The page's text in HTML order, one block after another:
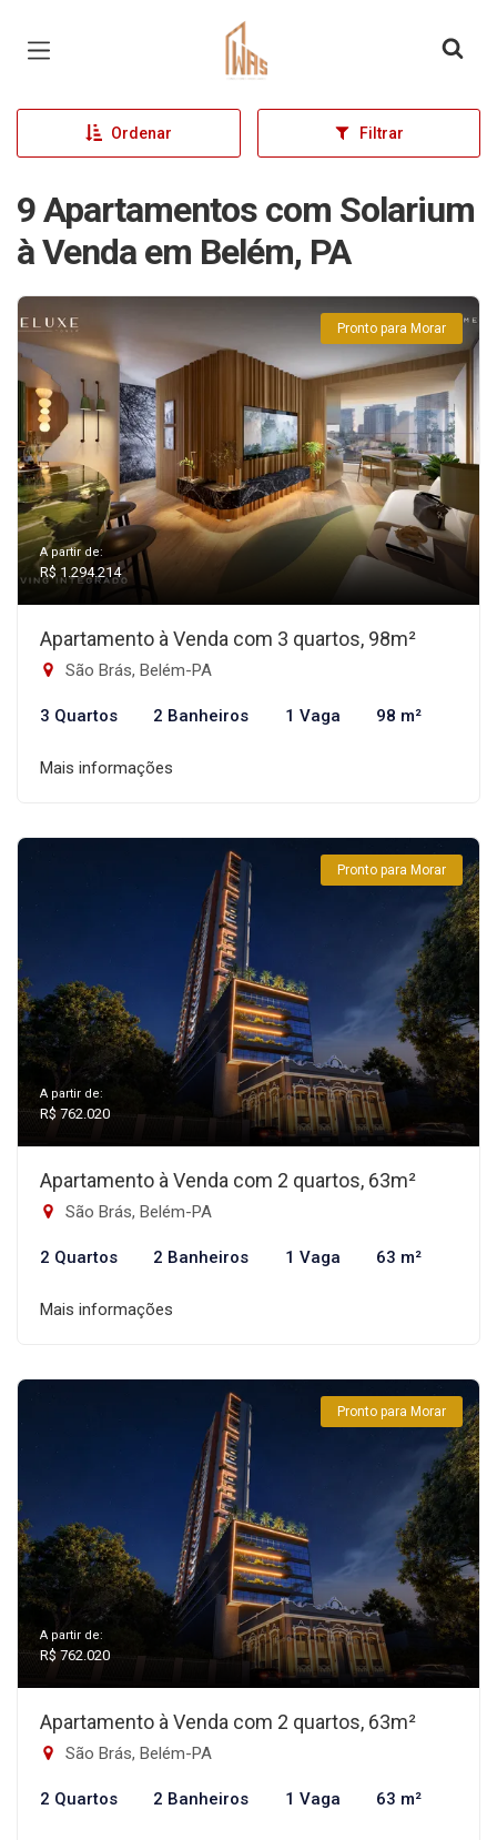
Página inicial
Ordenar Filtrar
9 Apartamentos com Solarium
à Venda em Belém, PA
Pronto para Morar
A partir de:
R$ 1.294.214
Apartamento à Venda com 3 quartos, 98m²
São Brás, Belém-PA
3 Quartos 2 Banheiros 1 Vaga 98 m²
Mais informações
Pronto para Morar
A partir de:
R$ 762.020
Apartamento à Venda com 2 quartos, 63m²
São Brás, Belém-PA
2 Quartos 2 Banheiros 1 Vaga 63 m²
Mais informações
Pronto para Morar
A partir de:
R$ 762.020
Apartamento à Venda com 2 quartos, 63m²
São Brás, Belém-PA
2 Quartos 2 Banheiros 1 Vaga 63 m²